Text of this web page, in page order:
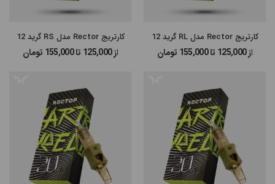
#پن شارژی RECTOR
#سایر پن‌های شارژی
#پن تتو
کارتریج Rector مدل RL گرید 12
از 125,000 تا 155,000 تومان
کارتریج Rector مدل RS گرید 12
از 125,000 تا 155,000 تومان